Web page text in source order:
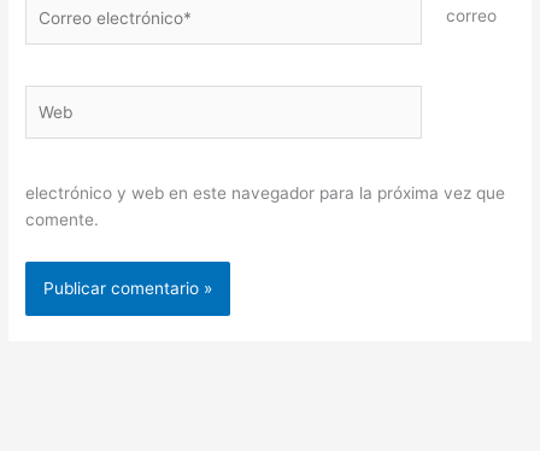
electrónico*
correo
electrónico y web en este navegador para la próxima vez que
comente.